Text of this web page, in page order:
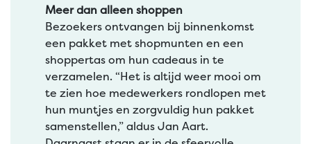
Meer dan alleen shoppen
Bezoekers ontvangen bij binnenkomst
een pakket met shopmunten en een
shoppertas om hun cadeaus in te
verzamelen. “Het is altijd weer mooi om
te zien hoe medewerkers rondlopen met
hun muntjes en zorgvuldig hun pakket
samenstellen,” aldus Jan Aart.